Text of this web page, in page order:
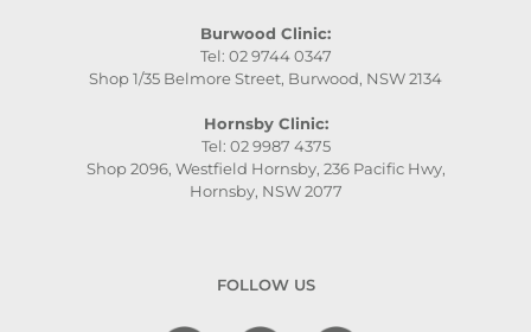
Burwood Clinic:
Tel: 02 9744 0347
Shop 1/35 Belmore Street, Burwood, NSW 2134
Hornsby Clinic:
Tel: 02 9987 4375
Shop 2096, Westfield Hornsby, 236 Pacific Hwy,
Hornsby, NSW 2077
FOLLOW US